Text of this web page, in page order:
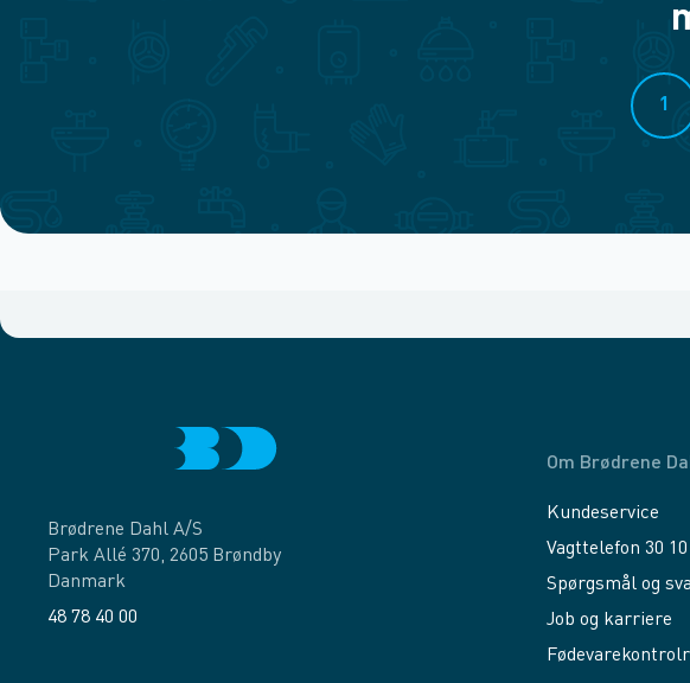
1
Brødrene Dahl A/S
Park Allé 370, 2605 Brøndby
Danmark
48 78 40 00
Om Brødrene
Kundeservice
Vagttelefon 30 10
Spørgsmål og
Job og karriere